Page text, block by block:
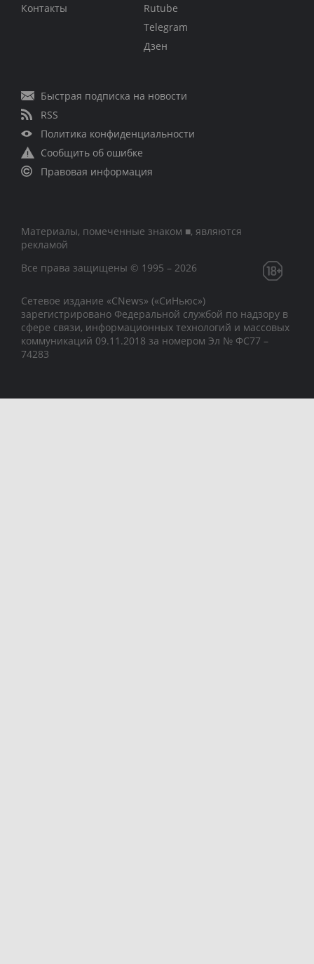
Контакты
Rutube
Telegram
Дзен
Быстрая подписка на новости
RSS
Политика конфиденциальности
Сообщить об ошибке
Правовая информация
Материалы, помеченные знаком ■, являются
рекламой
Все права защищены © 1995 – 2026
Сетевое издание «CNews» («СиНьюс»)
зарегистрировано Федеральной службой по надзору в
сфере связи, информационных технологий и массовых
коммуникаций 09.11.2018 за номером Эл № ФС77 –
74283